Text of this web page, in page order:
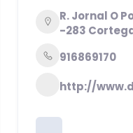
R. Jornal O
-283
916869170
http://